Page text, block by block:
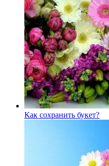
Как сохранить букет?